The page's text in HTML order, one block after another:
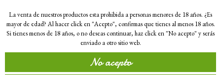
La venta de nuestros productos esta prohibida a personas menores de 18 años. ¿Es
mayor de edad? Al hacer click en "Acepto", confirmas que tienes al menos 18 años.
Si tienes menos de 18 años, o no deseas continuar, haz click en "No acepto" y serás
enviado a otro sitio web.
No acepto
Inicio D.O YECLA